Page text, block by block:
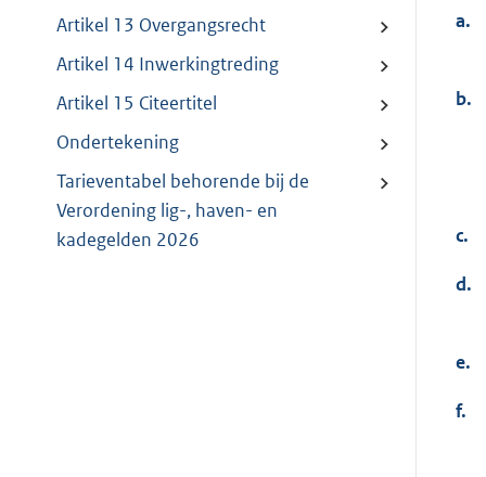
Artikel 13 Overgangsrecht
Artikel 14 Inwerkingtreding
Artikel 15 Citeertitel
Ondertekening
Tarieventabel behorende bij de
Verordening lig-, haven- en
kadegelden 2026
a.
b.
c.
d.
e.
f.